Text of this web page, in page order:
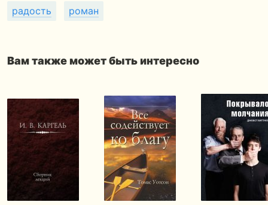
радость роман
Вам также может быть интересно